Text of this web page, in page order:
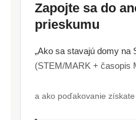
Zapojte sa do
prieskumu
„Ako sa stavajú domy na
(STEM/MARK + časopis
a ako poďakovanie získate